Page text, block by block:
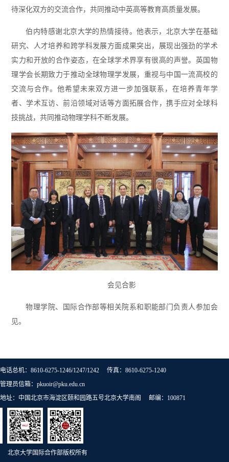
待深化双方的交流合作，共同推动中英高等教育高质量发展。
伯内特感谢北京大学的热情接待。他表示，北京大学在基础
研究、人才培养和跨学科发展方面成果突出，展现出强劲的学术
实力和开放的合作姿态，在全球学术界享有很高的声誉。英国物
理学会长期致力于推动全球物理学发展，重视与中国一流高校的
交流与合作。他希望未来双方进一步加强联系，在培养青年学
者、学术互访、前沿领域对话等方面拓展合作，携手应对全球科
技挑战，共同推动物理学科不断发展。
会见合影
物理学院、国际合作部等相关院系和职能部门负责人参加会
见。
电话总机：8610-6275-1246/1247/1242 传真：8610-6275-1240
管理员信箱：pkuoir@pku.edu.cn
地址：中国北京市海淀区颐和园路五号北京大学南阁 邮编：100871
北京大学国际合作部版权所有